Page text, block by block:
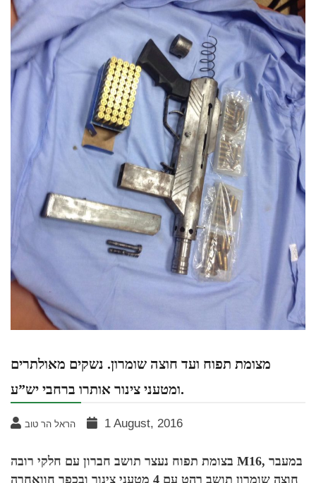
מצומת תפוח ועד חוצה שומרון. נשקים מאולתרים
ומטעני צינור אותרו ברחבי יש”ע.
הראל הר טוב 1 August, 2016
בצומת תפוח נעצר תושב חברון עם חלקי רובה M16, במעבר
חוצה שומרון תושב רהט עם 4 מטעני צינור ובכפר חוואחרה